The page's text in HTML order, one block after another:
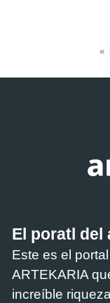
«
El poratl del
Este es el
ARTEKARIA
increíble